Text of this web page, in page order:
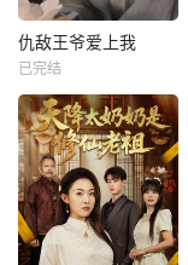
仇敌王爷爱上我
已完结